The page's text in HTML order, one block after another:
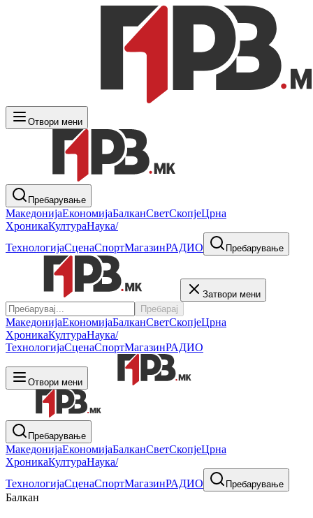
Отвори мени
Пребарување
МакедонијаЕкономијаБалканСветСкопјеЦрна
ХроникаКултураНаука/
ТехнологијаСценаСпортМагазинРАДИО Пребарување
Затвори мени
Пребарај
МакедонијаЕкономијаБалканСветСкопјеЦрна
ХроникаКултураНаука/
ТехнологијаСценаСпортМагазинРАДИО
Отвори мени
Пребарување
МакедонијаЕкономијаБалканСветСкопјеЦрна
ХроникаКултураНаука/
ТехнологијаСценаСпортМагазинРАДИО Пребарување
Балкан